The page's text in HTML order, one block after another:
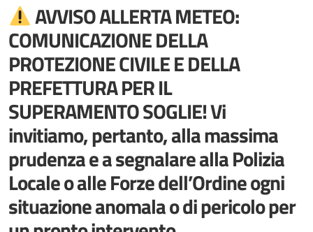
AVVISO ALLERTA METEO:
COMUNICAZIONE DELLA
PROTEZIONE CIVILE E DELLA
PREFETTURA PER IL
SUPERAMENTO SOGLIE! Vi
invitiamo, pertanto, alla massima
prudenza e a segnalare alla Polizia
Locale o alle Forze dell’Ordine ogni
situazione anomala o di pericolo per